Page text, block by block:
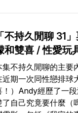
「不持久閒聊 31
和雙喜 / 性愛玩
集不持久閒聊的主要
近期一次同性戀排球
！）Andy經歷了一
了自己究竟要什麼（